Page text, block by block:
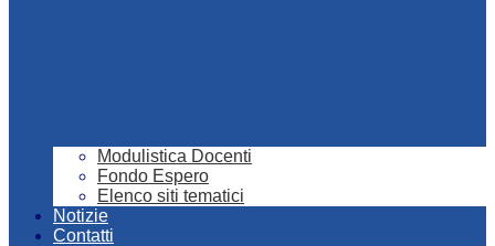
Modulistica Docenti
Fondo Espero
Elenco siti tematici
Notizie
Contatti